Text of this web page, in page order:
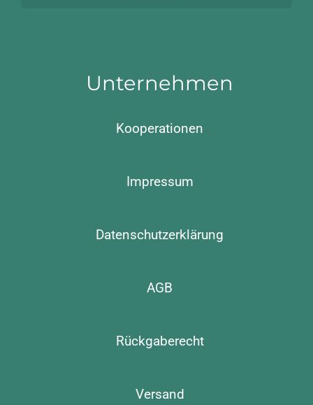
Unternehmen
Kooperationen
Impressum
Datenschutzerklärung
AGB
Rückgaberecht
Versand